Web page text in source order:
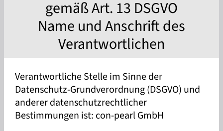
gemäß Art. 13 DSGVO
Name und Anschrift des
Verantwortlichen
Verantwortliche Stelle im Sinne der
Datenschutz-Grundverordnung (DSGVO) und
anderer datenschutzrechtlicher
Bestimmungen ist: con-pearl GmbH